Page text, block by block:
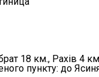
18 км., Рахів 4
пункту: до